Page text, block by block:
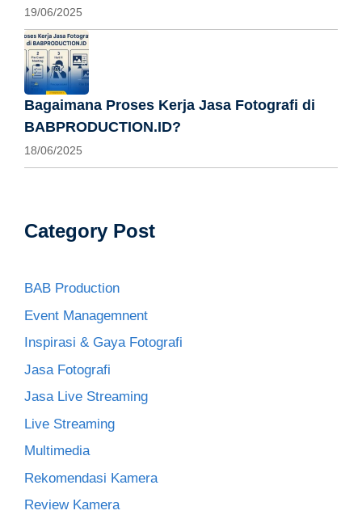
19/06/2025
Bagaimana Proses Kerja Jasa Fotografi di
BABPRODUCTION.ID?
18/06/2025
Category Post
BAB Production
Event Managemnent
Inspirasi & Gaya Fotografi
Jasa Fotografi
Jasa Live Streaming
Live Streaming
Multimedia
Rekomendasi Kamera
Review Kamera